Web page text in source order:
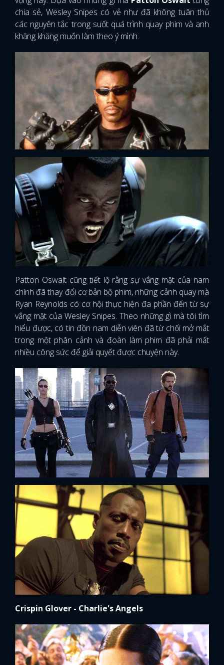
chia sẻ, Wesley Snipes có vẻ như đã không tuân thủ
các nguyên tắc trong suốt quá trình quay phim và anh
khăng khăng muốn làm theo ý mình.
Patton Oswalt cũng tiết lộ rằng sự vắng mặt của nam
chính đã thay đổi cơ bản bộ phim, những cảnh quay mà
Ryan Reynolds có cơ hội thực hiện đa phần đến từ sự
vắng mặt của Wesley Snipes. Theo những gì mà tôi tìm
hiểu được, có tin đồn nam diễn viên đã từ chối mở mắt
trong một phân cảnh và đoàn làm phim đã phải mất
nhiều công sức để giải quyết được chuyện này.
Crispin Glover - Charlie's Angels